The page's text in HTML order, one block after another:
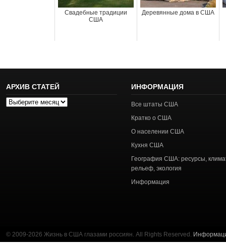
Свадебные традиции
США
Деревянные дома в США
АРХИВ СТАТЕЙ
Архив
ИНФОРМАЦИЯ
Все штаты США
Кратко о США
О населении США
Кухня США
География США: ресурсы,
рельеф, экология
Информация
© 2009-2026 Жизнь в США глазами россиян. All Rights Reserved.